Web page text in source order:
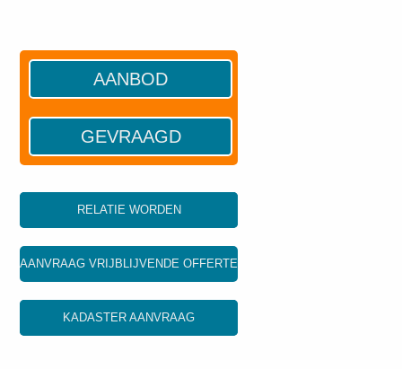
AANBOD
GEVRAAGD
RELATIE WORDEN
AANVRAAG VRIJBLIJVENDE OFFERTE
KADASTER AANVRAAG